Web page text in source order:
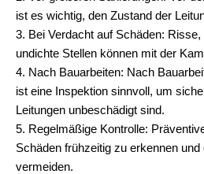
ist es wichtig, den Zustand der
3. Bei Verdacht auf Schäden:
undichte Stellen können mit der
4. Nach Bauarbeiten: Nach
ist eine Inspektion sinnvoll, um
Leitungen unbeschädigt sind.
5. Regelmäßige Kontrolle:
Schäden frühzeitig zu erkennen
vermeiden.